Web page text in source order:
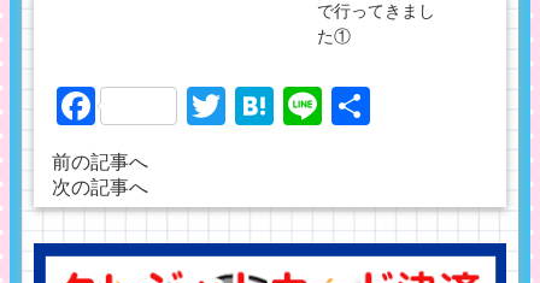
で行ってきまし
た①
FacebookTwitter
Hatena
Line
前の記事へ
次の記事へ